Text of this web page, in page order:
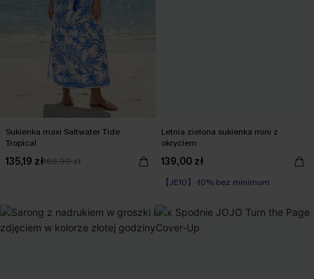
Sukienka maxi Saltwater Tide
Tropical
135,19 zł168,99 zł
Letnia zielona sukienka mini z
okryciem
139,00 zł
【JE10】-10% bez minimum